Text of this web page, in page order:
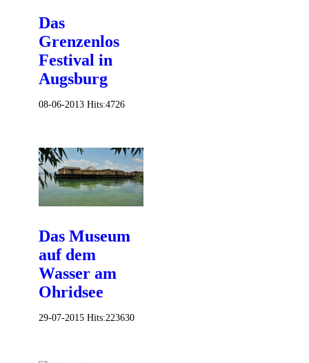
Das
Grenzenlos
Festival in
Augsburg
08-06-2013 Hits:4726
Das Museum
auf dem
Wasser am
Ohridsee
29-07-2015 Hits:223630